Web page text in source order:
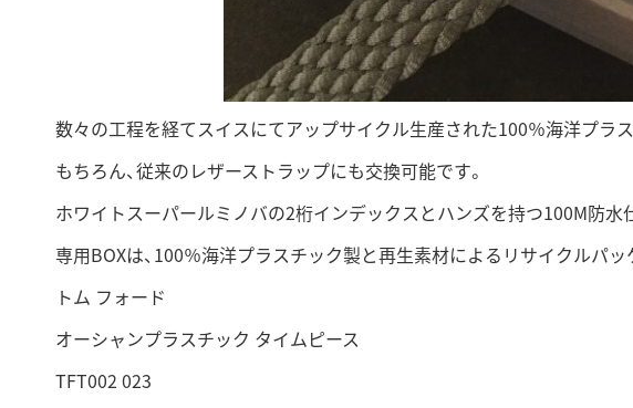
数々の工程を経てスイスにてアップサイクル生産された100％海洋プラ
もちろん、従来のレザーストラップにも交換可能です。
ホワイトスーパールミノバの2桁インデックスとハンズを持つ100M防水
専用BOXは、100％海洋プラスチック製と再生素材によるリサイクルパッ
トム フォード
オーシャンプラスチック タイムピース
TFT002 023